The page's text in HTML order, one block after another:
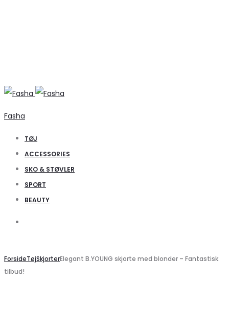
Fasha
TØJ
ACCESSORIES
SKO & STØVLER
SPORT
BEAUTY
ForsideTøjSkjorterElegant B.YOUNG skjorte med blonder – Fantastisk
tilbud!